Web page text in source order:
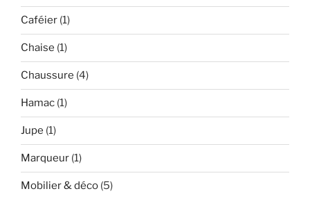
Caféier (1)
Chaise (1)
Chaussure (4)
Hamac (1)
Jupe (1)
Marqueur (1)
Mobilier & déco (5)